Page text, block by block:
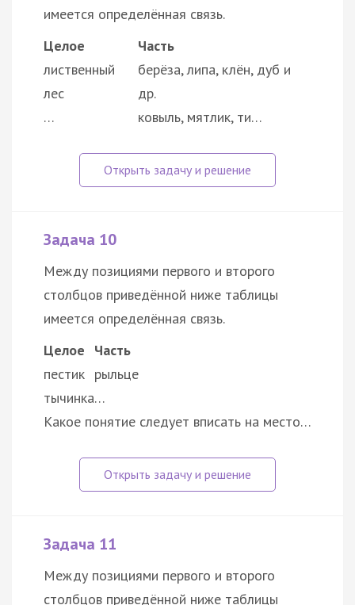
имеется определённая связь.
Целое
Часть
лиственный
лес
берёза, липа, клён, дуб и
др.
…
ковыль, мятлик, ти…
Задача 10
Между позициями первого и второго
столбцов приведённой ниже таблицы
имеется определённая связь.
Целое
Часть
пестик рыльце
тычинка…
Какое понятие следует вписать на место…
Задача 11
Между позициями первого и второго
столбцов приведённой ниже таблицы